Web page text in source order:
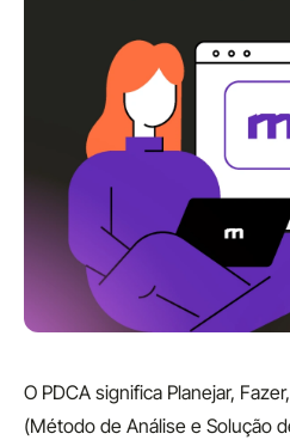
O PDCA significa Planejar,
(Método de Análise e Solução